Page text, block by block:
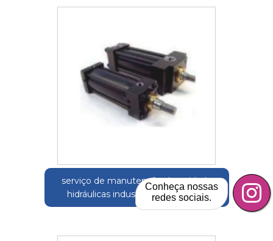
serviço de manutenção de unidade
hidráulicas industriais Hortolândia
Conheça nossas
redes sociais.